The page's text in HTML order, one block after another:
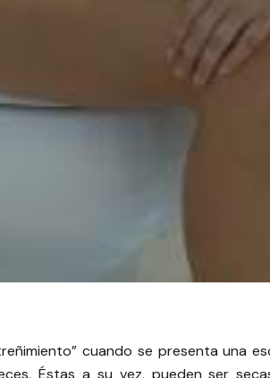
cuando se presenta una
Éstas a su vez, pueden ser